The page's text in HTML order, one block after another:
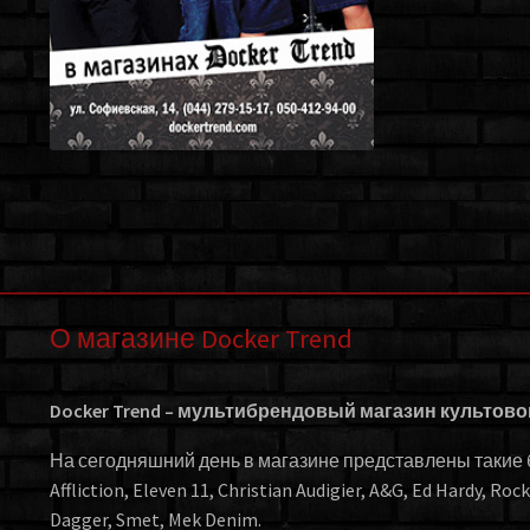
О магазине Docker Trend
Docker Trend – мультибрендовый магазин
На сегодняшний день в магазине представлены такие
Affliction, Eleven 11, Christian Audigier, A&G, Ed Hardy,
Dagger, Smet, Mek Denim.